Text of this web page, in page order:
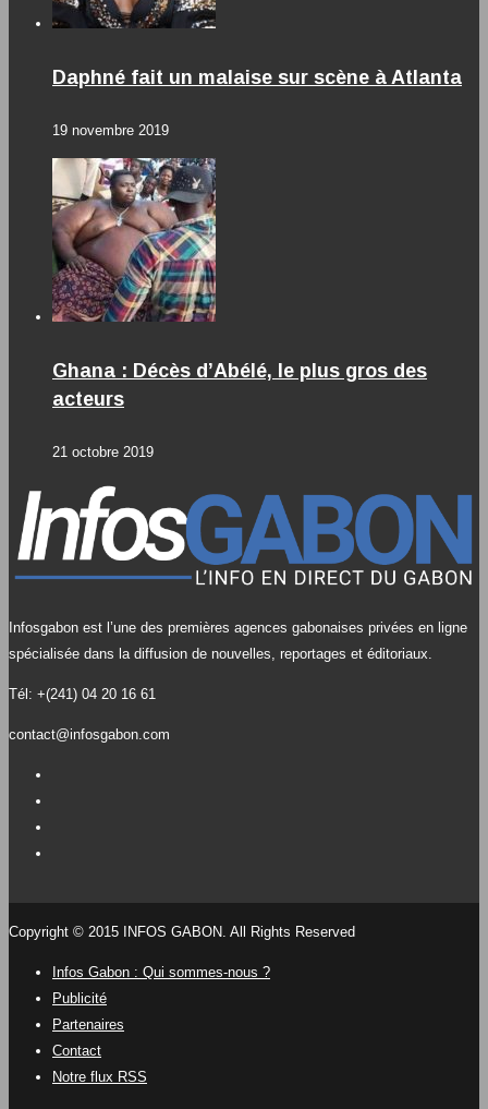
Daphné fait un malaise sur scène à Atlanta
19 novembre 2019
Ghana : Décès d’Abélé, le plus gros des
acteurs
21 octobre 2019
Infosgabon est l’une des premières agences gabonaises privées en ligne
spécialisée dans la diffusion de nouvelles, reportages et éditoriaux.
Tél: +(241) 04 20 16 61
contact@infosgabon.com
Copyright © 2015 INFOS GABON. All Rights Reserved
Infos Gabon : Qui sommes-nous ?
Publicité
Partenaires
Contact
Notre flux RSS